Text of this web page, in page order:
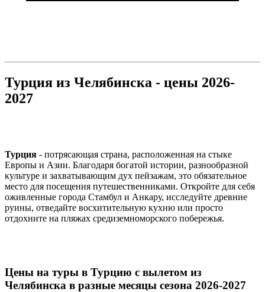
Турция из Челябинска - цены 2026-
2027
Турция - потрясающая страна, расположенная на стыке
Европы и Азии. Благодаря богатой истории, разнообразной
культуре и захватывающим дух пейзажам, это обязательное
место для посещения путешественниками. Откройте для себя
оживленные города Стамбул и Анкару, исследуйте древние
руины, отведайте восхитительную кухню или просто
отдохните на пляжах средиземноморского побережья.
Цены на туры в Турцию с вылетом из
Челябинска в разные месяцы сезона 2026-2027